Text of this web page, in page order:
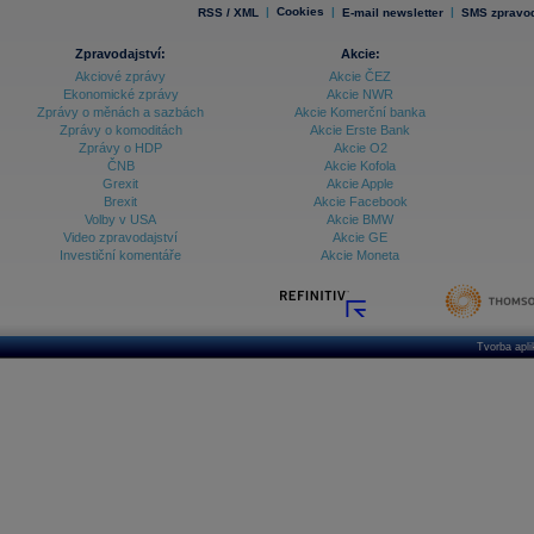
RSS / XML | Cookies | E-mail newsletter | SMS
Zpravodajství:
Akciové zprávy
Ekonomické zprávy
Zprávy o měnách a sazbách
Zprávy o komoditách
Zprávy o HDP
ČNB
Grexit
Brexit
Volby v USA
Video zpravodajství
Investiční komentáře
Akcie:
Akcie ČEZ
Akcie NWR
Akcie Komerční banka
Akcie Erste Bank
Akcie O2
Akcie Kofola
Akcie Apple
Akcie Facebook
Akcie BMW
Akcie GE
Akcie Moneta
Tvorba